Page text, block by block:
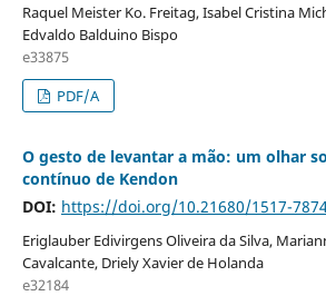
Raquel Meister Ko. Freitag, Isabel Cristina
Edvaldo Balduino Bispo
e33875
PDF/A
O gesto de levantar a mão: um olhar
contínuo de Kendon
DOI: https://doi.org/10.21680/1517-
Eriglauber Edivirgens Oliveira da Silva,
Cavalcante, Driely Xavier de Holanda
e32184